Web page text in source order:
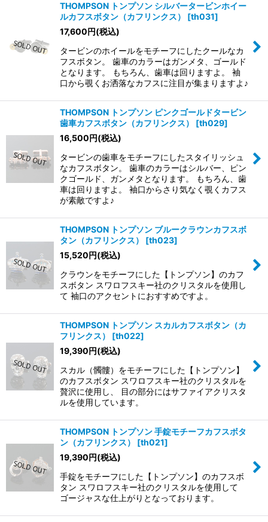
THOMPSON トンプソン シルバータービンホイー
ルカフスボタン（カフリンクス）
[th031]
17,600円(税込)
タービンのホイールをモチーフにしたクールなカ
フスボタン。 歯車のカラーはガンメタ、ゴールド
となります。 もちろん、歯車は回りますよ。 袖
口から覗くお洒落なカフスに注目が集まりますよ♪
THOMPSON トンプソン ピンクゴールドタービン
歯車カフスボタン（カフリンクス）
[th029]
16,500円(税込)
タービンの歯車をモチーフにしたスタイリッシュ
なカフスボタン。 歯車のカラーはシルバー、ピン
クゴールド、ガンメタとなります。 もちろん、歯
車は回りますよ。 袖口からさり気なく覗くカフス
が素敵ですよ♪
THOMPSON トンプソン ブルークラウンカフスボ
タン（カフリンクス）
[th023]
15,520円(税込)
クラウンをモチーフにした【トンプソン】のカフ
スボタン スワロフスキー社のクリスタルを使用し
て 袖口のアクセントにおすすめですよ。
THOMPSON トンプソン スカルカフスボタン（カ
フリンクス）
[th022]
19,390円(税込)
スカル（髑髏）をモチーフにした【トンプソン】
のカフスボタン スワロフスキー社のクリスタルを
贅沢に使用し、 目の部分にはサファイアクリスタ
ルを使用しています。
THOMPSON トンプソン 手錠モチーフカフスボタ
ン（カフリンクス）
[th021]
19,390円(税込)
手錠をモチーフにした【トンプソン】のカフスボ
タン スワロフスキー社のクリスタルを使用して
ゴージャスな仕上がりとなっております。